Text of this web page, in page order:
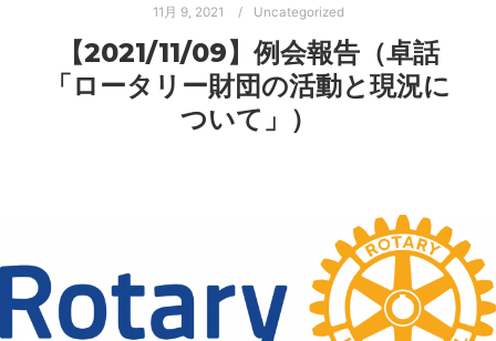
11月 9, 2021 Uncategorized
【2021/11/09】例会報告（卓話
「ロータリー財団の活動と現況に
ついて」）